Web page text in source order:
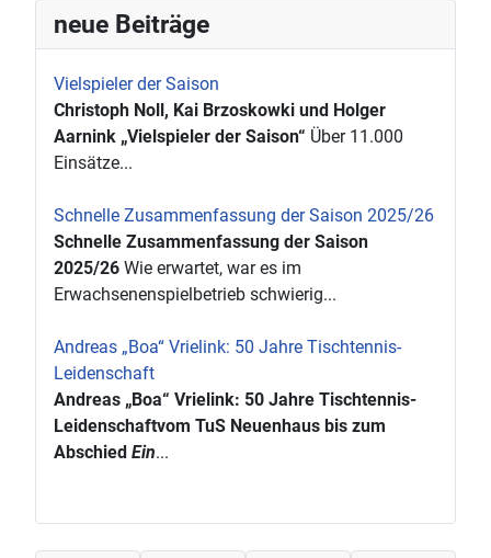
neue Beiträge
Vielspieler der Saison
Christoph Noll, Kai Brzoskowki und Holger
Aarnink „Vielspieler der Saison“ Über 11.000
Einsätze...
Schnelle Zusammenfassung der Saison 2025/26
Schnelle Zusammenfassung der Saison
2025/26 Wie erwartet, war es im
Erwachsenenspielbetrieb schwierig...
Andreas „Boa“ Vrielink: 50 Jahre Tischtennis-
Leidenschaft
Andreas „Boa“ Vrielink: 50 Jahre Tischtennis-
Leidenschaftvom TuS Neuenhaus bis zum
Abschied Ein...